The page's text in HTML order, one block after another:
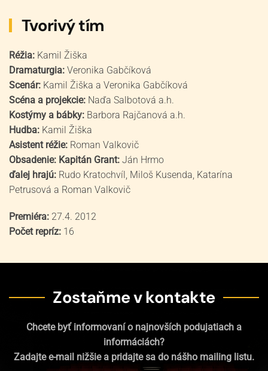
Tvorivý tím
Réžia: Kamil Žiška
Dramaturgia: Veronika Gabčíková
Scenár: Kamil Žiška a Veronika Gabčíková
Scéna a projekcie: Naďa Salbotová a.h.
Kostýmy a bábky: Barbora Rajčanová a.h.
Hudba: Kamil Žiška
Asistent réžie: Roman Valkovič
Obsadenie: Kapitán Grant: Ján Hrmo
ďalej hrajú: Rudo Kratochvíl, Miloš Kusenda, Katarína
Petrusová a Roman Valkovič
Premiéra: 27.4. 2012
Počet repríz: 16
Zostaňme v kontakte
Chcete byť informovaní o najnovších podujatiach a
informáciách?
Zadajte e-mail nižšie a pridajte sa do nášho mailing listu.